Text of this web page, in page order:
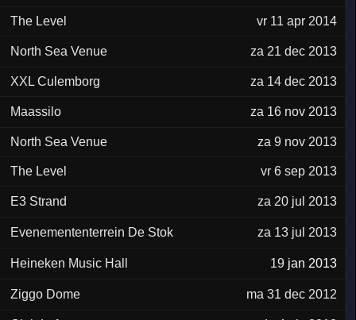
The Level vr 11 apr 2014
North Sea Venue za 21 dec 2013
XXL Culemborg za 14 dec 2013
Maassilo za 16 nov 2013
North Sea Venue za 9 nov 2013
The Level vr 6 sep 2013
E3 Strand za 20 jul 2013
Evenemententerrein De Stok za 13 jul 2013
Heineken Music Hall 19 jan 2013
Ziggo Dome ma 31 dec 2012